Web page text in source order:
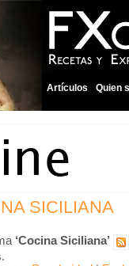
Artículos Quien
SICILIANA
‘Cocina Siciliana’